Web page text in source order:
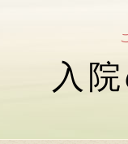
入